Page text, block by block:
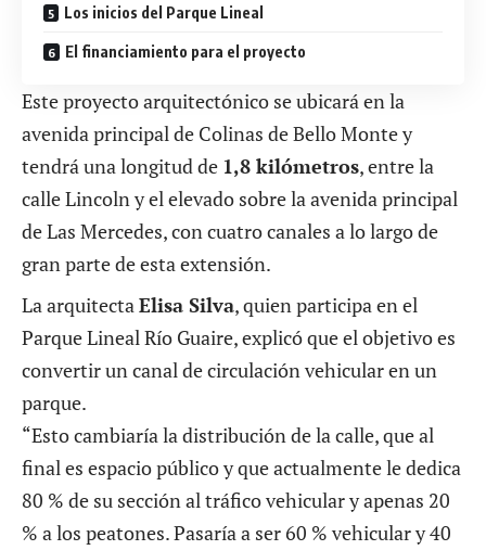
Los inicios del Parque Lineal
El financiamiento para el proyecto
Este proyecto arquitectónico se ubicará en la
avenida principal de Colinas de Bello Monte y
tendrá una longitud de 1,8 kilómetros, entre la
calle Lincoln y el elevado sobre la avenida principal
de Las Mercedes, con cuatro canales a lo largo de
gran parte de esta extensión.
La arquitecta Elisa Silva, quien participa en el
Parque Lineal Río Guaire, explicó que el objetivo es
convertir un canal de circulación vehicular en un
parque.
“Esto cambiaría la distribución de la calle, que al
final es espacio público y que actualmente le dedica
80 % de su sección al tráfico vehicular y apenas 20
% a los peatones. Pasaría a ser 60 % vehicular y 40